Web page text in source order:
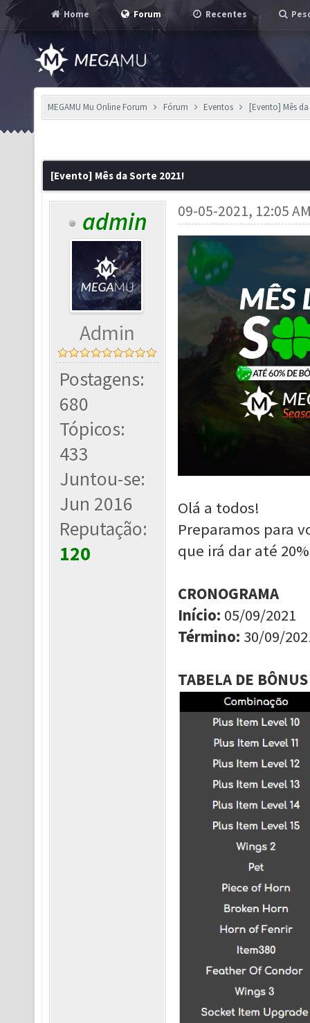
Home Forum Recentes
MEGAMU Mu Online Forum Fórum Eventos [Evento] Mês
[Evento] Mês da Sorte 2021!
admin
Admin
Postagens:
680
Tópicos:
433
Juntou-se:
Jun 2016
Reputação:
120
09-05-2021, 12:05
Olá a todos!
Preparamos para
que irá dar até
CRONOGRAMA
Início: 05/09/2021
Término: 30/09/
TABELA DE BÔNUS